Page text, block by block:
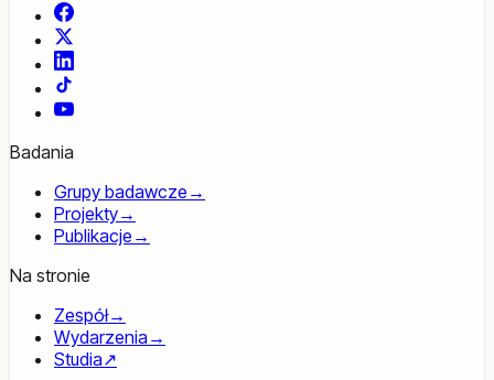
Facebook
YouTube
Badania
Grupy badawcze →
Projekty→
Publikacje →
Na stronie
Zespół→
Wydarzenia →
Studia↗